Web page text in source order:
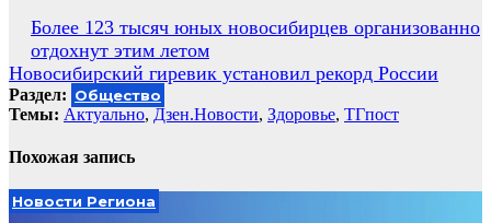
Навигация
по
записям
Более 123 тысяч юных новосибирцев организованно
отдохнут этим летом
Новосибирский гиревик установил рекорд России
Раздел: Общество
Темы: Актуально, Дзен.Новости, Здоровье, ТГпост
Похожая запись
Новости Региона